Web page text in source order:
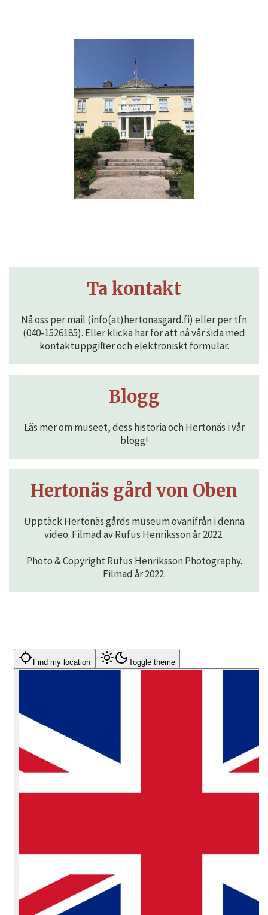
Ta kontakt
Nå oss per mail (info(at)hertonasgard.fi) eller per tfn
(040-1526185). Eller klicka här för att nå vår sida med
kontaktuppgifter och elektroniskt formulär.
Blogg
Läs mer om museet, dess historia och Hertonäs i vår
blogg!
Hertonäs gård von Oben
Upptäck Hertonäs gårds museum ovanifrån i denna
video. Filmad av Rufus Henriksson år 2022.
Photo & Copyright Rufus Henriksson Photography.
Filmad år 2022.